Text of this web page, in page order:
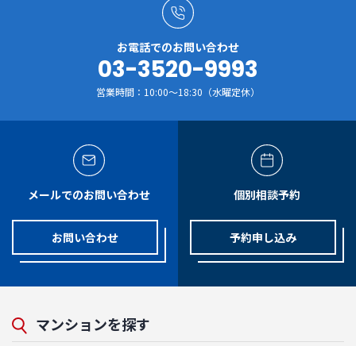
お電話でのお問い合わせ
03-3520-9993
営業時間：10:00～18:30（水曜定休）
メールでのお問い合わせ
お問い合わせ
個別相談予約
予約申し込み
マンションを探す